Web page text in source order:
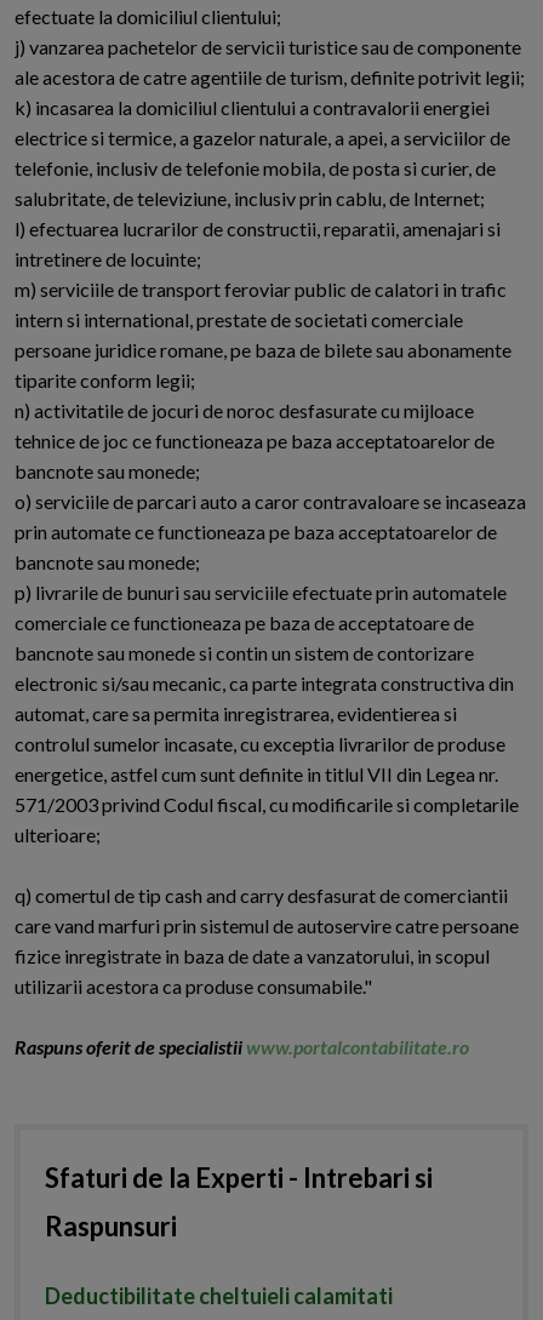
efectuate la domiciliul clientului;
j) vanzarea pachetelor de servicii turistice sau de componente
ale acestora de catre agentiile de turism, definite potrivit legii;
k) incasarea la domiciliul clientului a contravalorii energiei
electrice si termice, a gazelor naturale, a apei, a serviciilor de
telefonie, inclusiv de telefonie mobila, de posta si curier, de
salubritate, de televiziune, inclusiv prin cablu, de Internet;
l) efectuarea lucrarilor de constructii, reparatii, amenajari si
intretinere de locuinte;
m) serviciile de transport feroviar public de calatori in trafic
intern si international, prestate de societati comerciale
persoane juridice romane, pe baza de bilete sau abonamente
tiparite conform legii;
n) activitatile de jocuri de noroc desfasurate cu mijloace
tehnice de joc ce functioneaza pe baza acceptatoarelor de
bancnote sau monede;
o) serviciile de parcari auto a caror contravaloare se incaseaza
prin automate ce functioneaza pe baza acceptatoarelor de
bancnote sau monede;
p) livrarile de bunuri sau serviciile efectuate prin automatele
comerciale ce functioneaza pe baza de acceptatoare de
bancnote sau monede si contin un sistem de contorizare
electronic si/sau mecanic, ca parte integrata constructiva din
automat, care sa permita inregistrarea, evidentierea si
controlul sumelor incasate, cu exceptia livrarilor de produse
energetice, astfel cum sunt definite in titlul VII din Legea nr.
571/2003 privind Codul fiscal, cu modificarile si completarile
ulterioare;
q) comertul de tip cash and carry desfasurat de comerciantii
care vand marfuri prin sistemul de autoservire catre persoane
fizice inregistrate in baza de date a vanzatorului, in scopul
utilizarii acestora ca produse consumabile."
Raspuns oferit de specialistii www.portalcontabilitate.ro
Sfaturi de la Experti - Intrebari si
Raspunsuri
Deductibilitate cheltuieli calamitati